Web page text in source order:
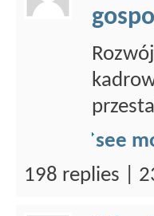
see
198 replies |